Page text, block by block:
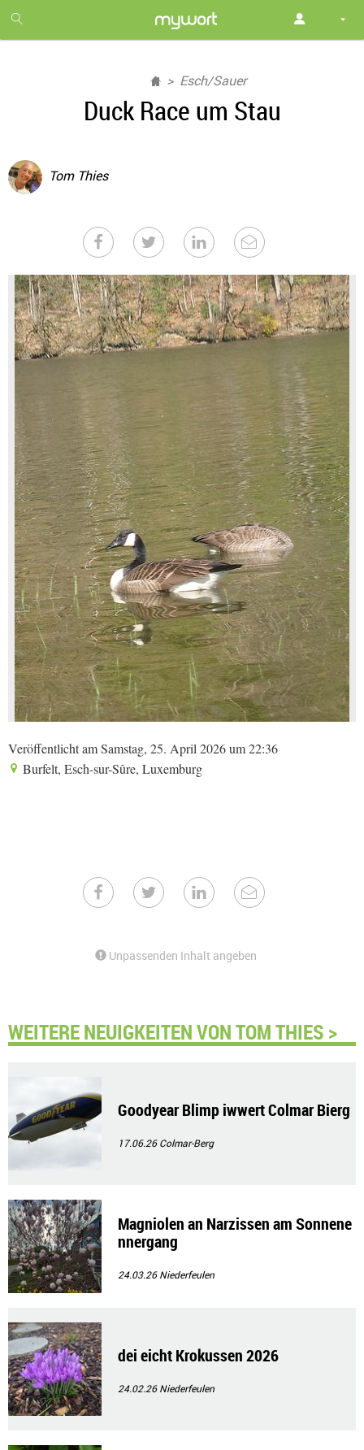
month
free
Esch/Sauer
Duck Race um Stau
Tom Thies
Veröffentlicht am Samstag, 25. April 2026 um 22:36
Burfelt, Esch-sur-Sûre, Luxemburg
Unpassenden Inhalt angeben
WEITERE NEUIGKEITEN VON TOM THIES >
Goodyear Blimp iwwert Colmar Bierg
17.06.26Colmar-Berg
Magniolen an Narzissen am Sonnene
nnergang
24.03.26Niederfeulen
dei eicht Krokussen 2026
24.02.26Niederfeulen